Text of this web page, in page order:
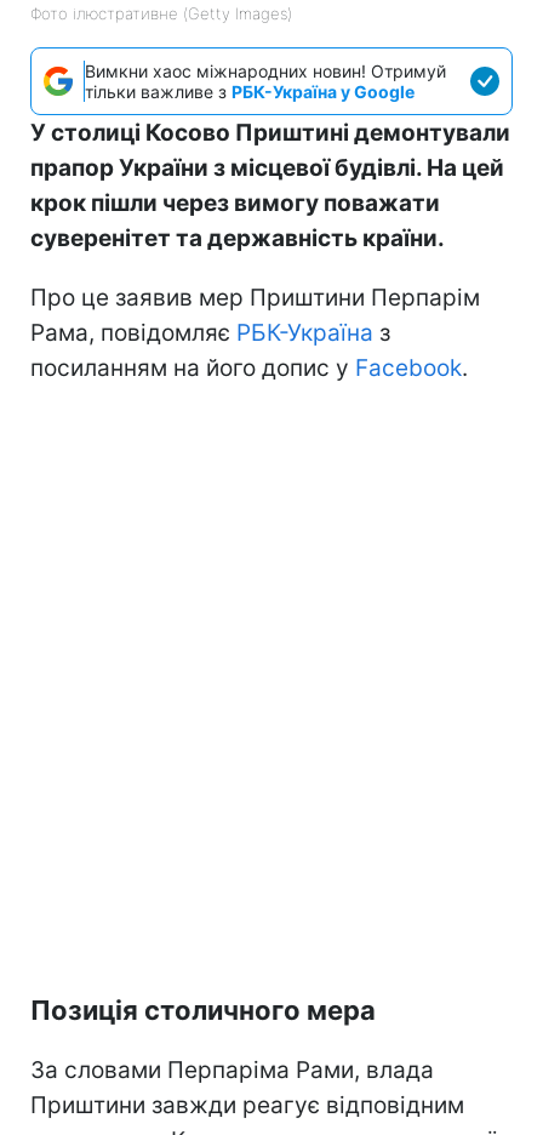
Фото ілюстративне (Getty Images)
Вимкни хаос міжнародних новин! Отримуй
тільки важливе з РБК-Україна у Google
У столиці Косово Приштині демонтували
прапор України з місцевої будівлі. На цей
крок пішли через вимогу поважати
суверенітет та державність країни.
Про це заявив мер Приштини Перпарім
Рама, повідомляє РБК-Україна з
посиланням на його допис у Facebook.
Позиція столичного мера
За словами Перпаріма Рами, влада
Приштини завжди реагує відповідним